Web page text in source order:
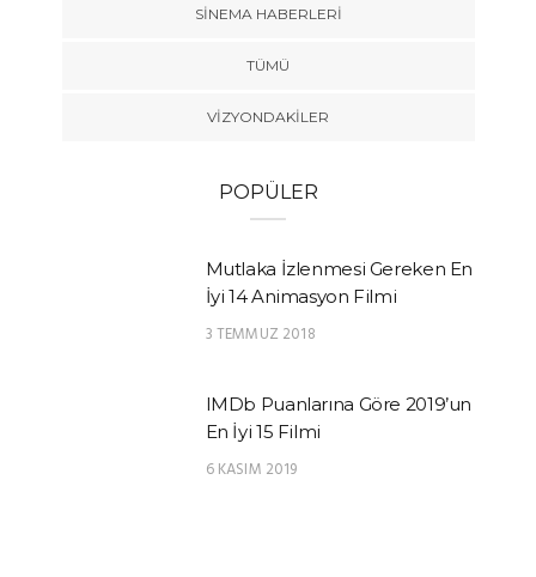
SINEMA HABERLERI
TÜMÜ
VIZYONDAKILER
POPÜLER
Mutlaka İzlenmesi Gereken En
İyi 14 Animasyon Filmi
3 TEMMUZ 2018
IMDb Puanlarına Göre 2019’un
En İyi 15 Filmi
6 KASIM 2019